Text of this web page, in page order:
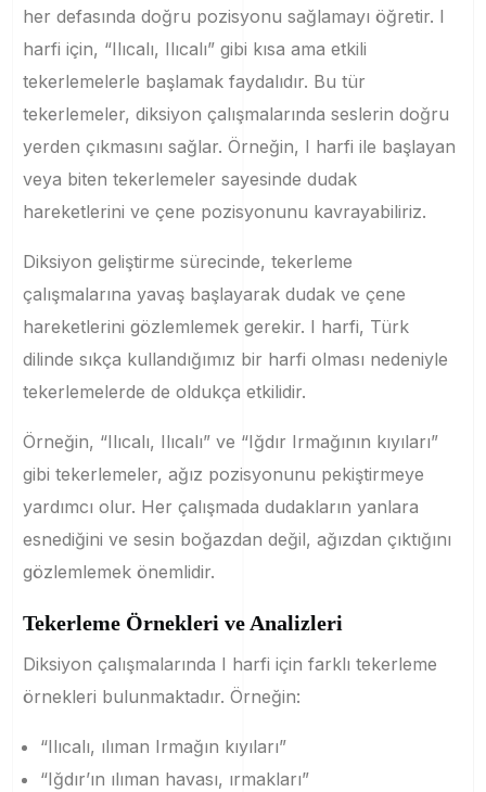
her defasında doğru pozisyonu sağlamayı öğretir. I
harfi için, “Ilıcalı, Ilıcalı” gibi kısa ama etkili
tekerlemelerle başlamak faydalıdır. Bu tür
tekerlemeler, diksiyon çalışmalarında seslerin doğru
yerden çıkmasını sağlar. Örneğin, I harfi ile başlayan
veya biten tekerlemeler sayesinde dudak
hareketlerini ve çene pozisyonunu kavrayabiliriz.
Diksiyon geliştirme sürecinde, tekerleme
çalışmalarına yavaş başlayarak dudak ve çene
hareketlerini gözlemlemek gerekir. I harfi, Türk
dilinde sıkça kullandığımız bir harfi olması nedeniyle
tekerlemelerde de oldukça etkilidir.
Örneğin, “Ilıcalı, Ilıcalı” ve “Iğdır Irmağının kıyıları”
gibi tekerlemeler, ağız pozisyonunu pekiştirmeye
yardımcı olur. Her çalışmada dudakların yanlara
esnediğini ve sesin boğazdan değil, ağızdan çıktığını
gözlemlemek önemlidir.
Tekerleme Örnekleri ve Analizleri
Diksiyon çalışmalarında I harfi için farklı tekerleme
örnekleri bulunmaktadır. Örneğin:
“Ilıcalı, ılıman Irmağın kıyıları”
“Iğdır’ın ılıman havası, ırmakları”